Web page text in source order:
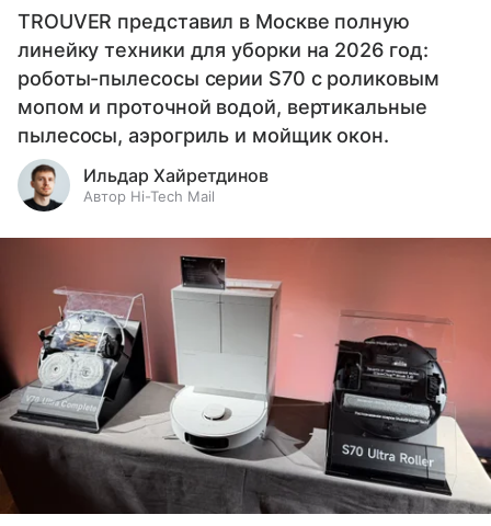
TROUVER представил в Москве полную
линейку техники для уборки на 2026 год:
роботы-пылесосы серии S70 с роликовым
мопом и проточной водой, вертикальные
пылесосы, аэрогриль и мойщик окон.
Ильдар Хайретдинов
Автор Hi-Tech Mail